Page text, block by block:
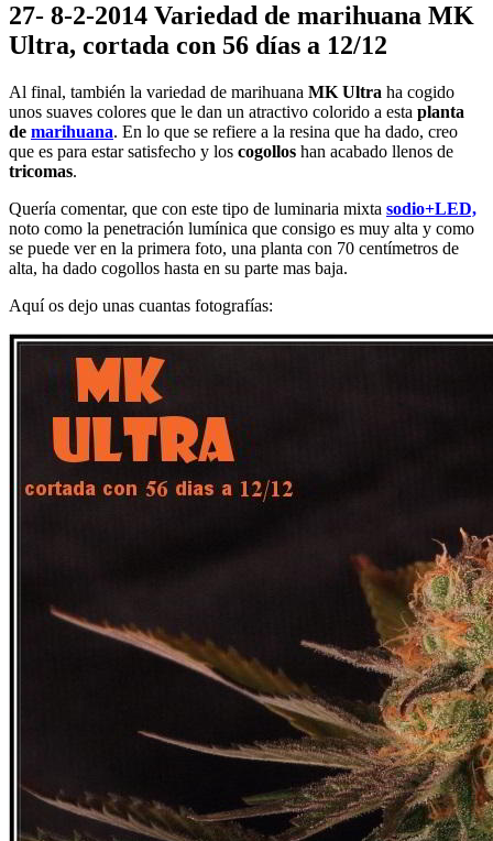
27- 8-2-2014 Variedad de marihuana MK
Ultra, cortada con 56 días a 12/12
Al final, también la variedad de marihuana MK Ultra ha cogido
unos suaves colores que le dan un atractivo colorido a esta planta
de marihuana. En lo que se refiere a la resina que ha dado, creo
que es para estar satisfecho y los cogollos han acabado llenos de
tricomas.
Quería comentar, que con este tipo de luminaria mixta sodio+LED,
noto como la penetración lumínica que consigo es muy alta y como
se puede ver en la primera foto, una planta con 70 centímetros de
alta, ha dado cogollos hasta en su parte mas baja.
Aquí os dejo unas cuantas fotografías: